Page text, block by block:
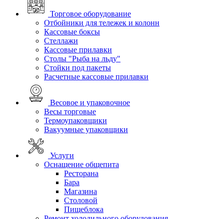
Торговое оборудование
Отбойники для тележек и колонн
Кассовые боксы
Стеллажи
Кассовые прилавки
Столы "Рыба на льду"
Стойки под пакеты
Расчетные кассовые прилавки
Весовое и упаковочное
Весы торговые
Термоупаковщики
Вакуумные упаковщики
Услуги
Оснащение общепита
Ресторана
Бара
Магазина
Столовой
Пищеблока